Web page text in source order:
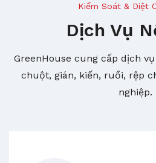
Kiểm Soát & Diệt
Dịch Vụ
GreenHouse cung cấp dịch
chuột, gián, kiến, ruồi, rệp
nghiệp.